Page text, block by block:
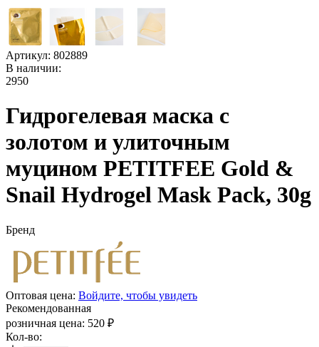
Артикул: 802889
В наличии:
2950
Гидрогелевая маска с
золотом и улиточным
муцином PETITFEE Gold &
Snail Hydrogel Mask Pack, 30g
Бренд
Оптовая цена: Войдите, чтобы увидеть
Рекомендованная
розничная цена: 520 ₽
Кол-во: